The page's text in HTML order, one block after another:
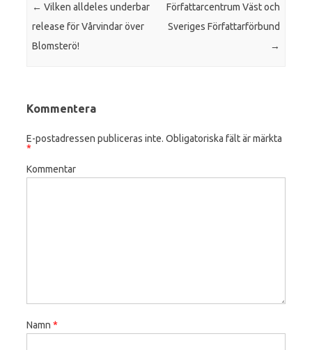
Post navigation
← Vilken alldeles underbar
release för Vårvindar över
Blomsterö!
Författarcentrum Väst och
Sveriges Författarförbund
→
Kommentera
E-postadressen publiceras inte. Obligatoriska fält är märkta
*
Kommentar
Namn *